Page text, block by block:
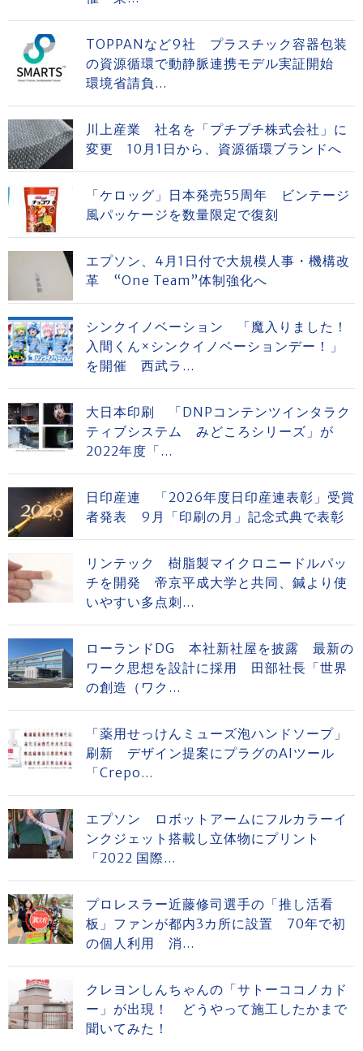
TOPPANなど9社 プラスチック容器包装
の資源循環で動静脈連携モデル実証開始
環境省請負...
川上産業 社名を「プチプチ株式会社」に
変更 10月1日から、資源循環ブランドへ
「ケロッグ」日本発売55周年 ビンテージ
風パッケージを数量限定で復刻
エプソン、4月1日付で大規模人事・機構改
革 “One Team”体制強化へ
シンクイノベーション 「魔入りました！
入間くん×シンクイノベーションデー！」
を開催 西武ラ...
大日本印刷 「DNPコンテンツインタラク
ティブシステム みどころシリーズ」が
2022年度「...
日印産連 「2026年度日印産連表彰」受賞
者発表 9月「印刷の月」記念式典で表彰
リンテック 樹脂製マイクロニードルパッ
チを開発 帝京平成大学と共同、鍼より使
いやすい多点刺...
ローランドDG 本社新社屋を披露 最新の
ワーク思想を設計に採用 田部社長「世界
の創造（ワク...
「薬用せっけんミューズ泡ハンドソープ」
刷新 デザイン提案にプラグのAIツール
「Crepo...
エプソン ロボットアームにフルカラーイ
ンクジェット搭載し立体物にプリント
「2022 国際...
プロレスラー近藤修司選手の「推し活看
板」ファンが都内3カ所に設置 70年で初
の個人利用 消...
クレヨンしんちゃんの「サトーココノカド
ー」が出現！ どうやって施工したかまで
聞いてみた！